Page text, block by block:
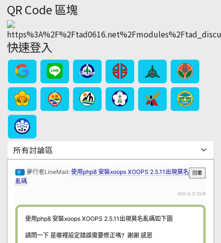
QR Code 區塊
快速登入